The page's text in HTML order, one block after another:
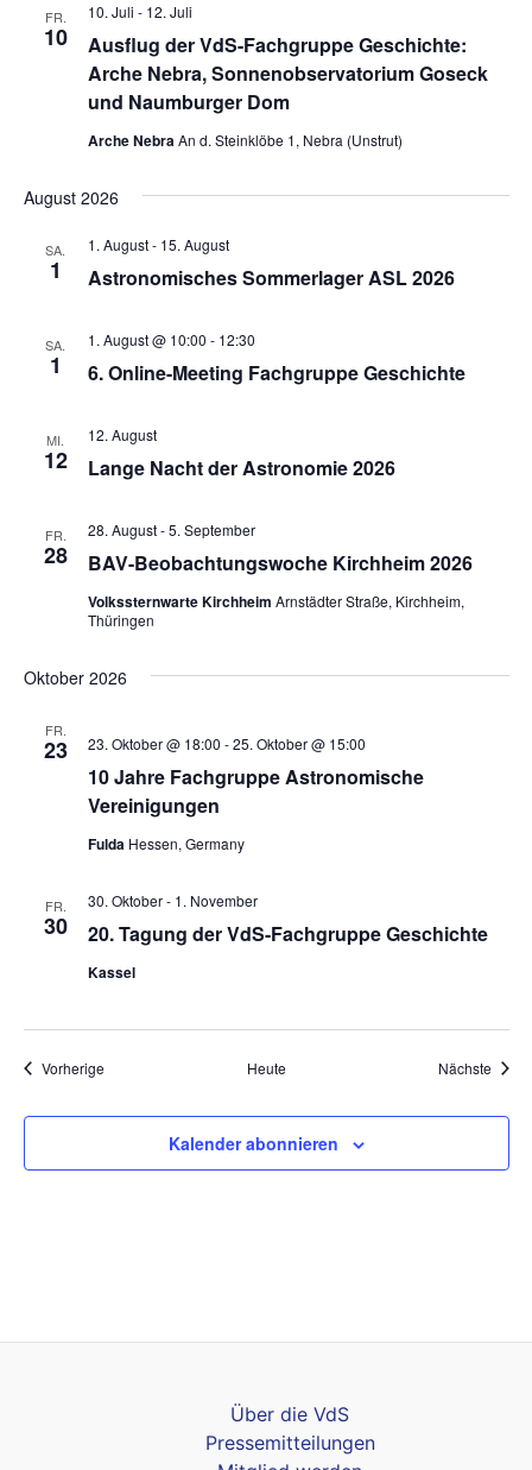
FR.
10
Ausflug der VdS-Fachgruppe Geschichte:
Arche Nebra, Sonnenobservatorium Goseck
und Naumburger Dom
10. Juli - 12. Juli
Arche NebraAn d. Steinklöbe 1, Nebra (Unstrut)
August 2026
SA.
1 Astronomisches Sommerlager ASL 2026
1. August- 15. August
SA.
1 6. Online-Meeting Fachgruppe Geschichte
1. August @ 10:00 - 12:30
MI.
12 Lange Nacht der Astronomie 2026
12. August
FR.
28 BAV-Beobachtungswoche Kirchheim 2026
28. August-5. September
Volkssternwarte Kirchheim Arnstädter Straße, Kirchheim,
Thüringen
Oktober 2026
FR.
23
10 Jahre Fachgruppe Astronomische
Vereinigungen
23. Oktober @ 18:00 -25. Oktober @ 15:00
Fulda Hessen, Germany
FR.
30 20. Tagung der VdS-Fachgruppe Geschichte
30. Oktober- 1. November
Kassel
VorherigeVeranstaltungen Heute Nächste
Kalender abonnieren
Über die VdS
Pressemitteilungen